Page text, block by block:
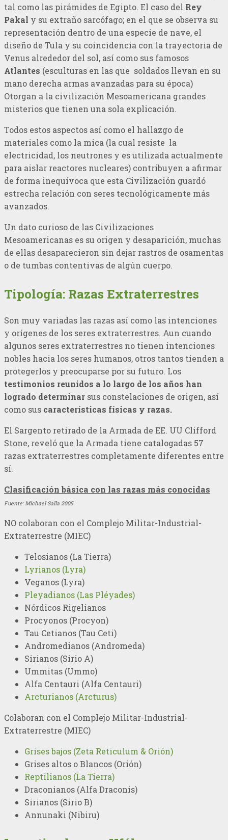
tal como las pirámides de Egipto. El caso del Rey
Pakal y su extraño sarcófago; en el que se observa su
representación dentro de una especie de nave, el
diseño de Tula y su coincidencia con la trayectoria de
Venus alrededor del sol, así como sus famosos
Atlantes (esculturas en las que soldados llevan en su
mano derecha armas avanzadas para su época)
Otorgan a la civilización Mesoamericana grandes
misterios que tienen una sola explicación.
Todos estos aspectos así como el hallazgo de
materiales como la mica (la cual resiste la
electricidad, los neutrones y es utilizada actualmente
para aislar reactores nucleares) contribuyen a afirmar
de forma inequívoca que esta Civilización guardó
estrecha relación con seres tecnológicamente más
avanzados.
Un dato curioso de las Civilizaciones
Mesoamericanas es su origen y desaparición, muchas
de ellas desaparecieron sin dejar rastros de osamentas
o de tumbas contentivas de algún cuerpo.
Tipología: Razas Extraterrestres
Son muy variadas las razas así como las intenciones
y orígenes de los seres extraterrestres. Aun cuando
algunos seres extraterrestres no tienen intenciones
nobles hacia los seres humanos, otros tantos tienden a
protegerlos y preocuparse por su futuro. Los
testimonios reunidos a lo largo de los años han
logrado determinar sus constelaciones de origen, así
como sus características físicas y razas.
El Sargento retirado de la Armada de EE. UU Clifford
Stone, reveló que la Armada tiene catalogadas 57
razas extraterrestres completamente diferentes entre
sí.
Clasificación básica con las razas más conocidas
Fuente: Michael Salla 2005
NO colaboran con el Complejo Militar-Industrial-
Extraterrestre (MIEC)
Telosianos (La Tierra)
Lyrianos (Lyra)
Veganos (Lyra)
Pleyadianos (Las Pléyades)
Nórdicos Rigelianos
Procyonos (Procyon)
Tau Cetianos (Tau Ceti)
Andromedianos (Andromeda)
Sirianos (Sirio A)
Ummitas (Ummo)
Alfa Centauri (Alfa Centauri)
Arcturianos (Arcturus)
Colaboran con el Complejo Militar-Industrial-
Extraterrestre (MIEC)
Grises bajos (Zeta Reticulum & Orión)
Grises altos o Blancos (Orión)
Reptilianos (La Tierra)
Draconianos (Alfa Draconis)
Sirianos (Sirio B)
Annunaki (Nibiru)